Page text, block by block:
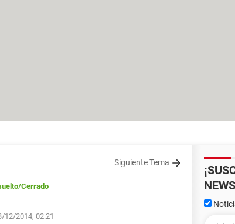
Siguiente Tema
/Cerrado
12/2014, 02:21